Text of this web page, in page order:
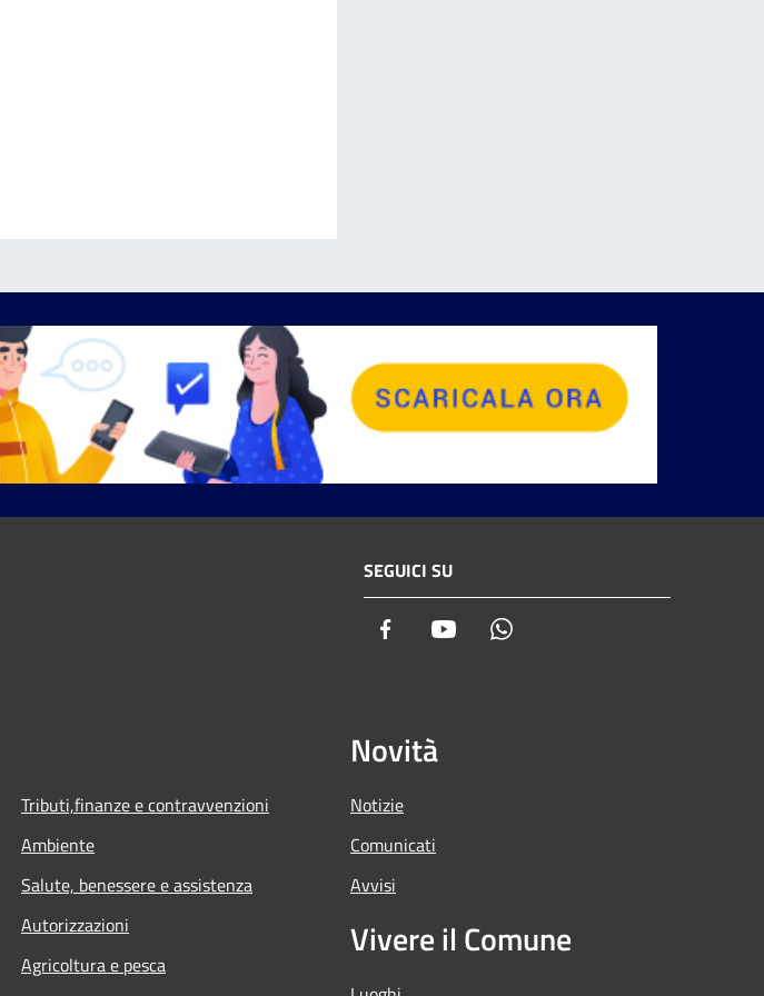
SEGUICI SU
Facebook Youtube
Tributi,finanze e contravvenzioni
Ambiente
Salute, benessere e assistenza
Autorizzazioni
Agricoltura e pesca
Novità
Notizie
Comunicati
Avvisi
Vivere il Comune